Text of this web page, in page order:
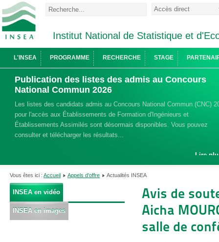
Institut National de Statistique et
L'INSEA PROGRAMME RECHERCHE STAGE
Publication des listes des admis au Concours
National Commun 2026
Les listes des candidats admis au Concours National Commun (CNC)
pour l'accès aux Établissements de Formation d'Ingénieurs et
Établissements Assimilés sont désormais disponibles. Vous pouvez
consulter et télécharger les résultats...
Lire
Vous êtes ici : Accueil Appels d'offre Actualités INSEA
INSEA en vidéo
INSEA en images
Avis de
Aicha
salle de